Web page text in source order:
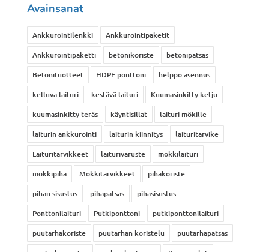
Avainsanat
Ankkurointilenkki
Ankkurointipaketit
Ankkurointipaketti
betonikoriste
betonipatsas
Betonituotteet
HDPE ponttoni
helppo asennus
kelluva laituri
kestävä laituri
Kuumasinkitty ketju
kuumasinkitty teräs
käyntisillat
laituri mökille
laiturin ankkurointi
laiturin kiinnitys
laituritarvike
Laituritarvikkeet
laiturivaruste
mökkilaituri
mökkipiha
Mökkitarvikkeet
pihakoriste
pihan sisustus
pihapatsas
pihasisustus
Ponttonilaituri
Putkiponttoni
putkiponttonilaituri
puutarhakoriste
puutarhan koristelu
puutarhapatsas